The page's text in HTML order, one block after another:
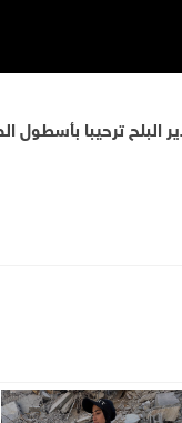
البلح ترحيبا بأسطول